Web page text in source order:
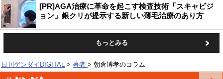
[PR]AGA治療に革命を起こす検査技術「スキャビジ
ョン」銀クリが提示する新しい薄毛治療のあり方
もっとみる
日刊ゲンダイDIGITAL 著者 朝倉博孝のコラム